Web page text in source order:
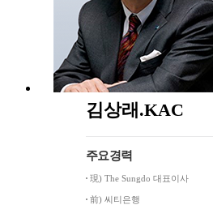
김상래.KAC
주요경력
現) The Sungdo 대표이사
前) 씨티은행